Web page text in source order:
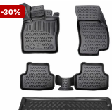
-30%